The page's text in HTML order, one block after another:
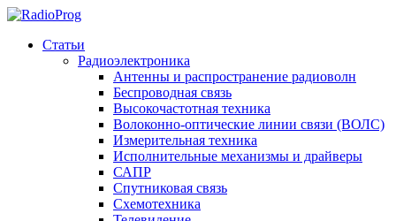
Статьи
Радиоэлектроника
Антенны и распространение радиоволн
Беспроводная связь
Высокочастотная техника
Волоконно-оптические линии связи (ВОЛС)
Измерительная техника
Исполнительные механизмы и драйверы
САПР
Спутниковая связь
Схемотехника